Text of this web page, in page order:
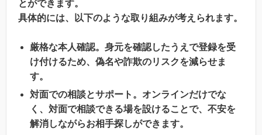
とができます。
具体的には、以下のような取り組みが考えられます。
厳格な本人確認。身元を確認したうえで登録を受
け付けるため、偽名や詐欺のリスクを減らせま
す。
対面での相談とサポート。オンラインだけでな
く、対面で相談できる場を設けることで、不安を
解消しながらお相手探しができます。